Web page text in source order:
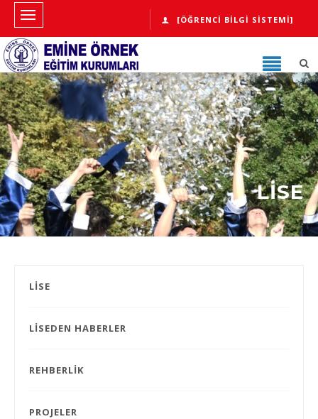
[ÖĞRENCI BILGI SISTEMI]
LİSE
LİSE
LİSEDEN HABERLER
REHBERLİK
PROJELER